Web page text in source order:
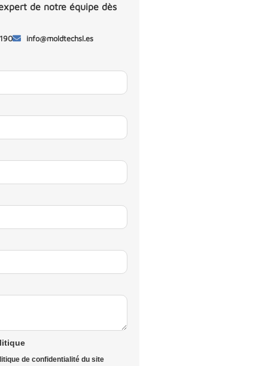
de notre équipe dès
info@moldtechsl.es
de confidentialité du site